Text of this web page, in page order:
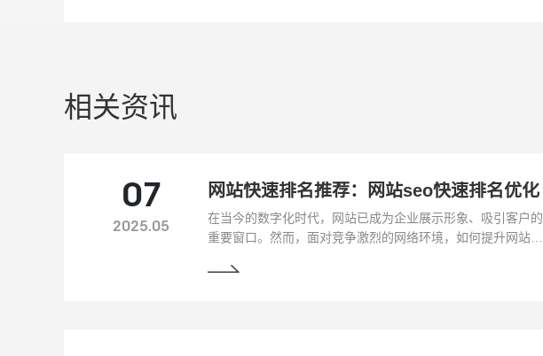
相关资讯
07
2025.05
网站快速排名推荐：网站seo快速排名优化
在当今的数字化时代，网站已成为企业展示形象、吸引客户的
重要窗口。然而，面对竞争激烈的网络环境，如何提升网站的
的一大难题。本文将为您推荐一些网站SEO快速排名优化的策